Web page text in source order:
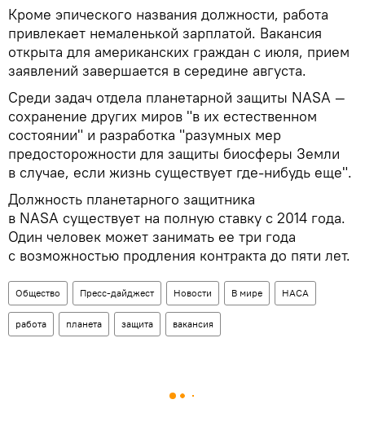
Кроме эпического названия должности, работа
привлекает немаленькой зарплатой. Вакансия
открыта для американских граждан с июля, прием
заявлений завершается в середине августа.
Среди задач отдела планетарной защиты NASA —
сохранение других миров "в их естественном
состоянии" и разработка "разумных мер
предосторожности для защиты биосферы Земли
в случае, если жизнь существует где-нибудь еще".
Должность планетарного защитника
в NASA существует на полную ставку с 2014 года.
Один человек может занимать ее три года
с возможностью продления контракта до пяти лет.
Общество Пресс-дайджест Новости В мире НАСА
работа планета защита вакансия